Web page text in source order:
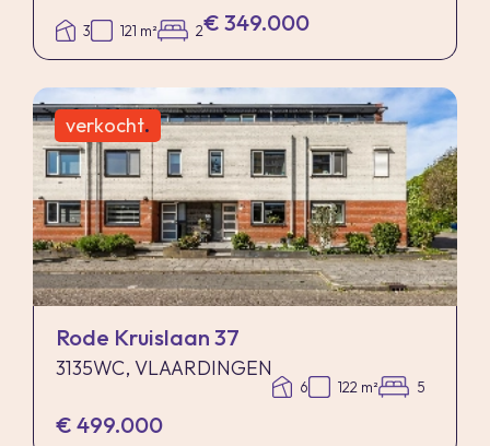
3 121 m² 2€ 349.000
verkocht.
Rode Kruislaan 37
3135WC, VLAARDINGEN
6 122 m² 5
€ 499.000